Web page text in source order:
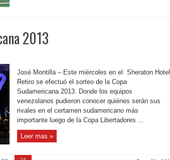
2013
José Montilla – Este miércoles en el Sheraton Hotel
Retiro se efectuó el sorteo de la Copa
Sudamericana 2013. Donde los equipos
venezolanos pudieron conocer quiénes serán sus
rivales en el certamen sudamericano más
importante luego de la Copa Libertadores ...
Leer mas »